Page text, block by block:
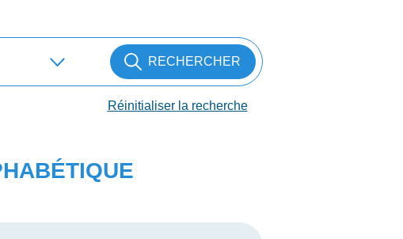
RECHERCHER
Réinitialiser la recherche